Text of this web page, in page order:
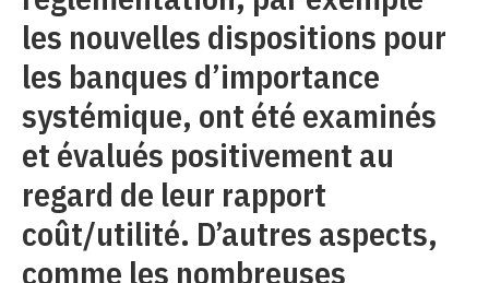
les nouvelles dispositions pour
les banques d’importance
systémique, ont été examinés
et évalués positivement au
regard de leur rapport
coût/utilité. D’autres aspects,
comme les nombreuses